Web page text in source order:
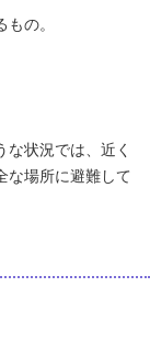
の。
状況では、近く
な場所に避難して